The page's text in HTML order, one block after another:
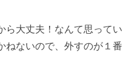
ら大丈夫！なんて思ってい
ねないので、外すのが１番